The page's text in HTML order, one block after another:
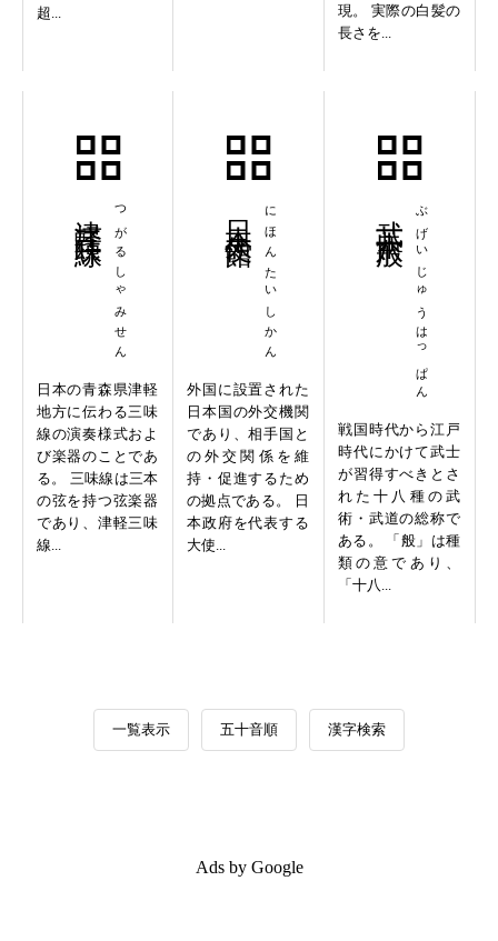
超...
現。 実際の白髪の
長さを...
つがるしゃみせん
日本の青森県津軽
地方に伝わる三味
線の演奏様式およ
び楽器のことであ
る。 三味線は三本
の弦を持つ弦楽器
であり、津軽三味
線...
にほんたいしかん
外国に設置された
日本国の外交機関
であり、相手国と
の外交関係を維
持・促進するため
の拠点である。 日
本政府を代表する
大使...
ぶげいじゅうはっぱん
戦国時代から江戸
時代にかけて武士
が習得すべきとさ
れた十八種の武
術・武道の総称で
ある。 「般」は種
類の意であり、
「十八...
一覧表示 五十音順 漢字検索
Ads by Google